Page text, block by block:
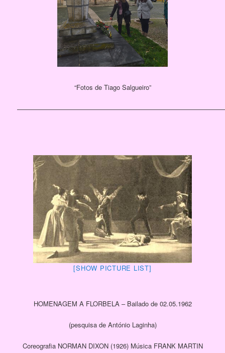
[SHOW PICTURE LIST]
“Fotos de Tiago Salgueiro”
[SHOW PICTURE LIST]
HOMENAGEM A FLORBELA – Bailado de 02.05.1962
(pesquisa de António Laginha)
Coreografia NORMAN DIXON (1926) Música FRANK MARTIN